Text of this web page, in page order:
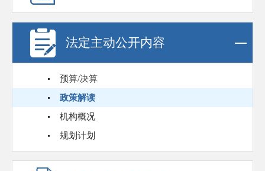
法定主动公开内容
预算/决算
政策解读
机构概况
规划计划